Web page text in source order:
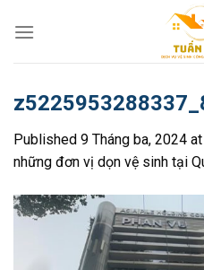
Published 9 Tháng ba, 2024 at
những đơn vị dọn vệ sinh tại